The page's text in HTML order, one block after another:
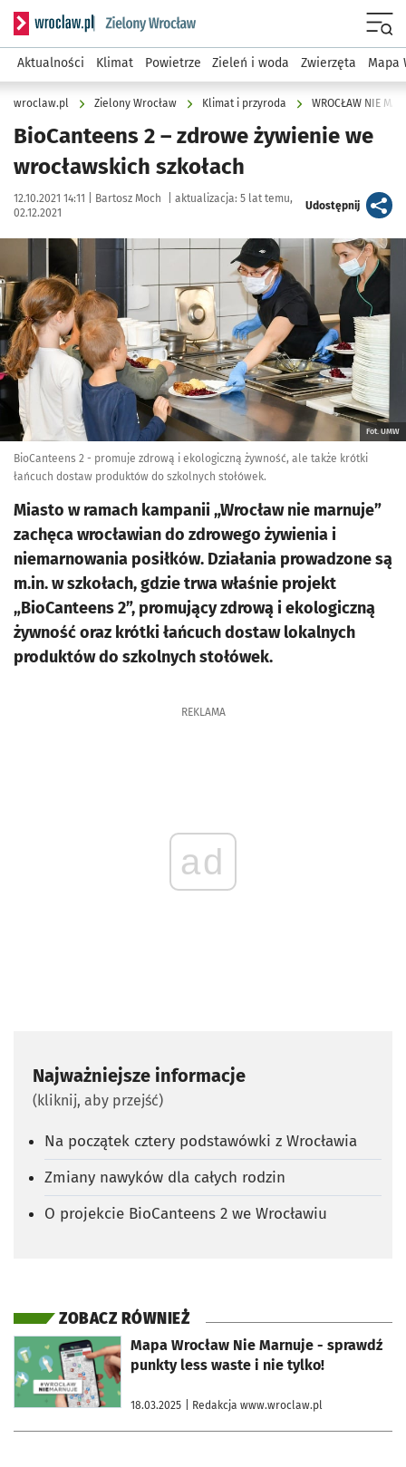
Serwis informacyjny wroclaw.pl podserwis: Środowisko we
Aktualności Klimat Powietrze Zieleń i woda Zwierzęta Mapa
wroclaw.pl Zielony Wrocław Klimat i przyroda WROCŁAW NIE
BioCanteens 2 – zdrowe żywienie we
wrocławskich szkołach
Data publikacji:
12.10.2021 14:11 | Autor:
Bartosz Moch aktualizacja: 5 lat temu,
02.12.2021
Udostępnijartykuł
Kliknij, aby powiększyć
Fot. UMW
BioCanteens 2 - promuje zdrową i ekologiczną żywność, ale także krótki
łańcuch dostaw produktów do szkolnych stołówek.
Miasto w ramach kampanii „Wrocław nie marnuje”
zachęca wrocławian do zdrowego żywienia i
niemarnowania posiłków. Działania prowadzone są
m.in. w szkołach, gdzie trwa właśnie projekt
„BioCanteens 2”, promujący zdrową i ekologiczną
żywność oraz krótki łańcuch dostaw lokalnych
produktów do szkolnych stołówek.
REKLAMA
ad
Najważniejsze informacje
(kliknij, aby przejść)
Na początek cztery podstawówki z Wrocławia
Zmiany nawyków dla całych rodzin
O projekcie BioCanteens 2 we Wrocławiu
ZOBACZ RÓWNIEŻ
Mapa Wrocław Nie Marnuje - sprawdź
punkty less waste i nie tylko!
18.03.2025 | Redakcja www.wroclaw.pl
otworzy się w nowej karcie